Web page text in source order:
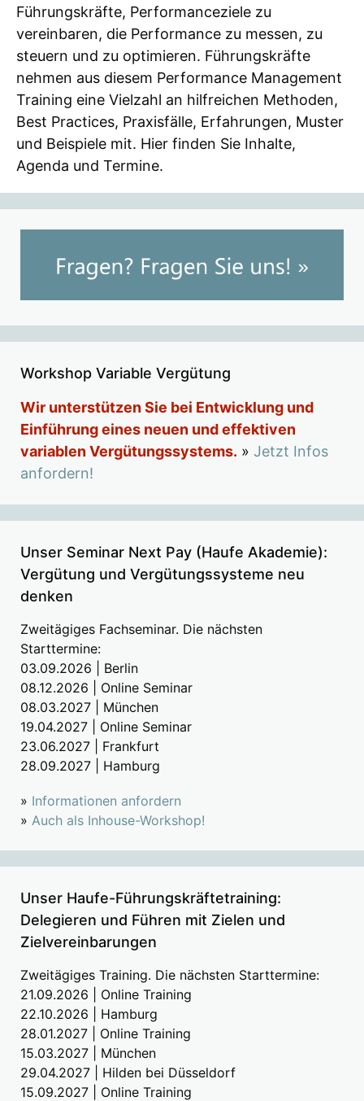
Führungskräfte, Performanceziele zu
vereinbaren, die Performance zu messen, zu
steuern und zu optimieren. Führungskräfte
nehmen aus diesem Performance Management
Training eine Vielzahl an hilfreichen Methoden,
Best Practices, Praxisfälle, Erfahrungen, Muster
und Beispiele mit. Hier finden Sie Inhalte,
Agenda und Termine.
Workshop Variable Vergütung
Wir unterstützen Sie bei Entwicklung und
Einführung eines neuen und effektiven
variablen Vergütungssystems. » Jetzt Infos
anfordern!
Unser Seminar Next Pay (Haufe Akademie):
Vergütung und Vergütungssysteme neu
denken
Zweitägiges Fachseminar. Die nächsten
Starttermine:
03.09.2026 | Berlin
08.12.2026 | Online Seminar
08.03.2027 | München
19.04.2027 | Online Seminar
23.06.2027 | Frankfurt
28.09.2027 | Hamburg
» Informationen anfordern
» Auch als Inhouse-Workshop!
Unser Haufe-Führungskräftetraining:
Delegieren und Führen mit Zielen und
Zielvereinbarungen
Zweitägiges Training. Die nächsten Starttermine:
21.09.2026 | Online Training
22.10.2026 | Hamburg
28.01.2027 | Online Training
15.03.2027 | München
29.04.2027 | Hilden bei Düsseldorf
15.09.2027 | Online Training